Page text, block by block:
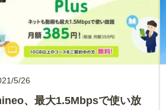
5/26
、最大1.5Mbpsで使い放